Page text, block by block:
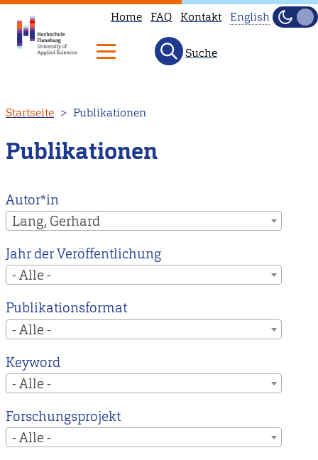
zum
Inhalt
Home FAQ Kontakt
to
our
main
instead.
English
Hell
Suche
Startseite Publikationen
Publikationen
Autor*in
Lang, Gerhard
Jahr der Veröffentlichung
- Alle -
Publikationsformat
- Alle -
Keyword
- Alle -
Forschungsprojekt
- Alle -